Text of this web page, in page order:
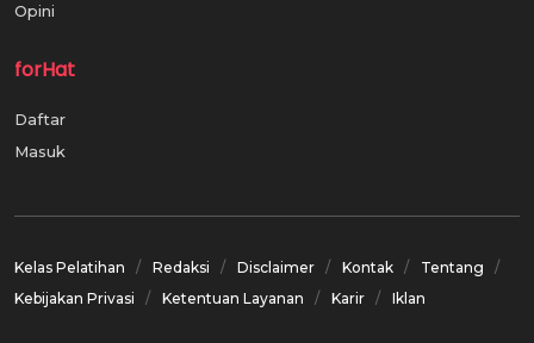
Opini
forHat
Daftar
Masuk
Kelas Pelatihan Redaksi Disclaimer Kontak
Tentang
Kebijakan Privasi
Ketentuan Layanan Karir Iklan